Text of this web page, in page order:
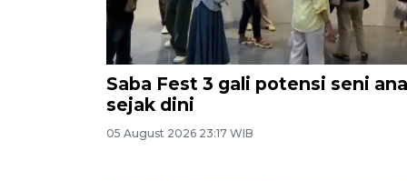
Saba Fest 3 gali potensi seni
sejak dini
05 August 2026 23:17 WIB